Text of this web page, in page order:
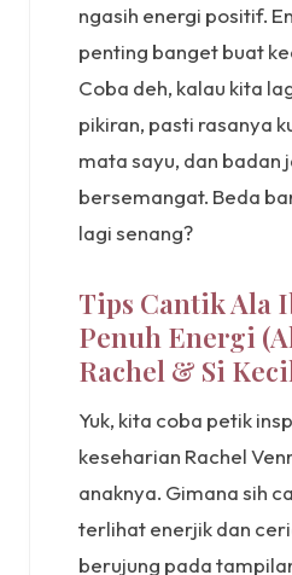
ngasih energi positif.
penting banget buat
Coba deh, kalau kita
pikiran, pasti rasanya
mata sayu, dan badan
bersemangat. Beda
lagi senang?
Tips Cantik Ala
Penuh Energi
Rachel & Si
Yuk, kita coba petik
keseharian Rachel
anaknya. Gimana sih
terlihat enerjik dan
berujung pada